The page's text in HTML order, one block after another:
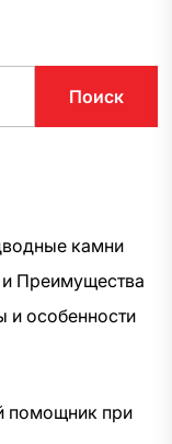
Поиск
камни
Преимущества
и особенности
помощник при